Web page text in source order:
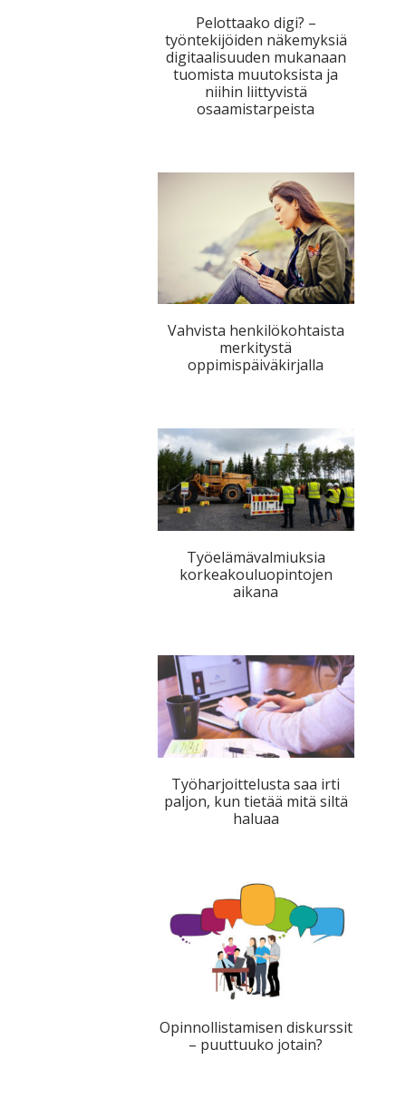
Pelottaako digi? –
työntekijöiden näkemyksiä
digitaalisuuden mukanaan
tuomista muutoksista ja
niihin liittyvistä
osaamistarpeista
Vahvista henkilökohtaista
merkitystä
oppimispäiväkirjalla
Työelämävalmiuksia
korkeakouluopintojen
aikana
Työharjoittelusta saa irti
paljon, kun tietää mitä siltä
haluaa
Opinnollistamisen diskurssit
– puuttuuko jotain?